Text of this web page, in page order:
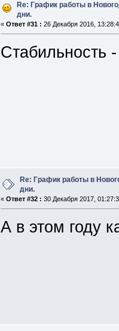
Re: График работы в
дни.
«Ответ #31 : 26 Декабря 2016,
Стабильность
Re: График работы в
дни.
«Ответ #32 : 30 Декабря 2017,
А в этом году